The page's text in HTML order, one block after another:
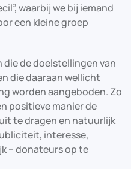
waarbij we bij iemand
een kleine groep
die de doelstellingen van
die daaraan wellicht
worden aangeboden. Zo
positieve manier de
te dragen en natuurlijk
interesse,
– donateurs op te